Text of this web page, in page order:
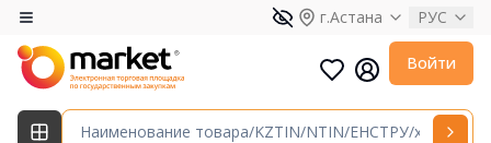
г.Астана РУС
Войти